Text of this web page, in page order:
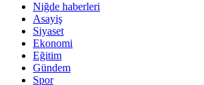
Niğde haberleri
Asayiş
Siyaset
Ekonomi
Eğitim
Gündem
Spor